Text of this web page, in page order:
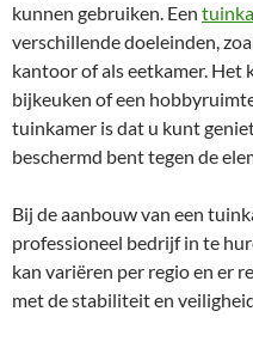
kunnen gebruiken. Een
verschillende doeleinden,
kantoor of als eetkamer. Het
bijkeuken of een
tuinkamer is dat u kunt
beschermd bent tegen de
Bij de aanbouw van een
professioneel bedrijf in te
kan variëren per regio en er
met de stabiliteit en